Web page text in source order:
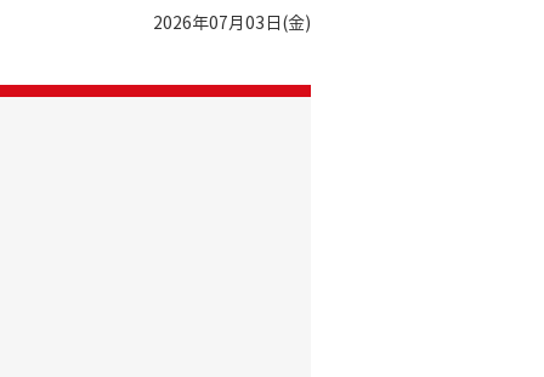
2026年07月03日(金)